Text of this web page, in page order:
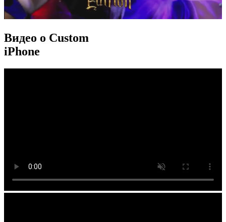
Видео о Custom
iPhone